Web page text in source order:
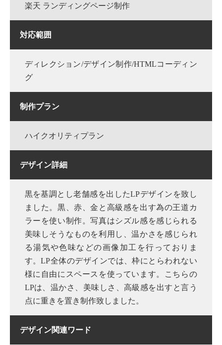
楽天 ランディングページ制作
対応範囲
ディレクション/デザイン制作/HTMLコーディン
グ
制作プラン
ハイクオリティプラン
デザイン詳細
黒を基調とし老舗感を出したLPデザインを致し
ました。黒、赤、金と高級感を出す為の王道カ
ラーを使い制作。写真はシズル感を感じられる
美味しそうなものを利用し、温かさを感じられ
る湯気や色味などの画像加工を行っておりま
す。LP全体のデザインでは、枠にとらわれない
様に自由にスペースを使っています。こちらの
LPは、温かさ、美味しさ、高級感を出すと言う
点に重きを置き制作致しました。
デザイン関連ワード